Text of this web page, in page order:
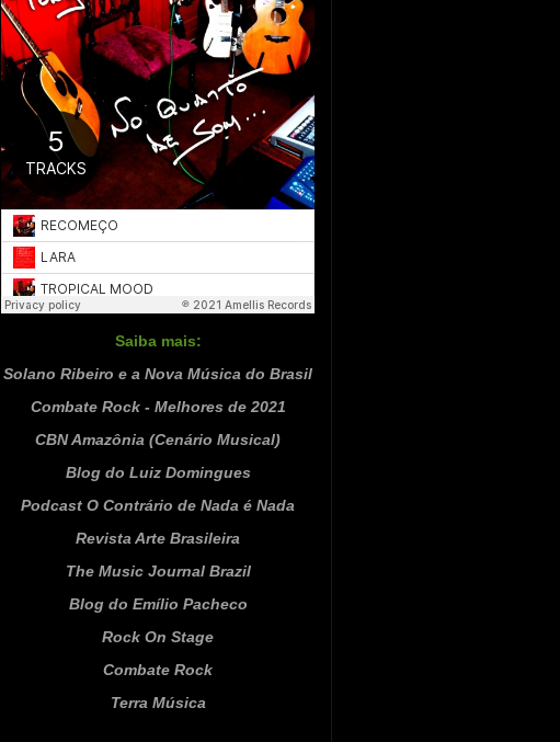
Saiba mais:
Solano Ribeiro e a Nova Música do Brasil
Combate Rock - Melhores de 2021
CBN Amazônia (Cenário Musical)
Blog do Luiz Domingues
Podcast O Contrário de Nada é Nada
Revista Arte Brasileira
The Music Journal Brazil
Blog do Emílio Pacheco
Rock On Stage
Combate Rock
Terra Música